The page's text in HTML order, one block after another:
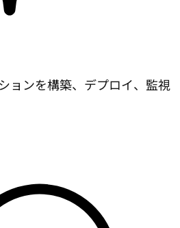
ョンを構築、デプロイ、監視